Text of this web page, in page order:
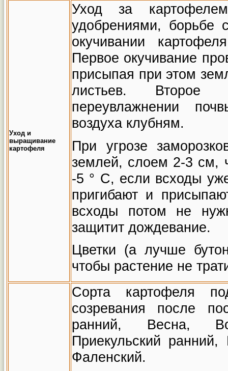
Уход и
выращивание
картофеля
Уход за
удобрениями, борьбе
окучивании
Первое окучивание
присыпая при этом
листьев. Второе
переувлажнении
воздуха клубням.
При угрозе
землей, слоем 2-3 см,
-5 ° С, если всходы
пригибают и
всходы потом не
защитит дождевание.
Цветки (а лучше
чтобы растение не
Сорта картофеля
созревания после
ранний, Весна,
Приекульский
Фаленский.